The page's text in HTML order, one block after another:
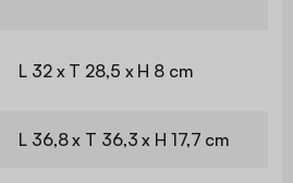
L 32 x T 28,5 x H 8 cm
L 36,8 x T 36,3 x H 17,7 cm